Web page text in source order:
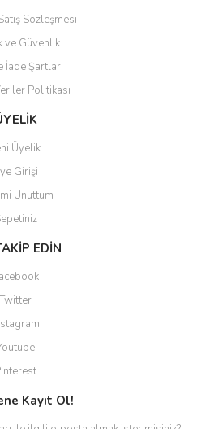
Sözleşmesi
ve Güvenlik
İade Şartları
Politikası
Üyelik
Girişi
Unuttum
EDİN
Twitter
Kayıt Ol!